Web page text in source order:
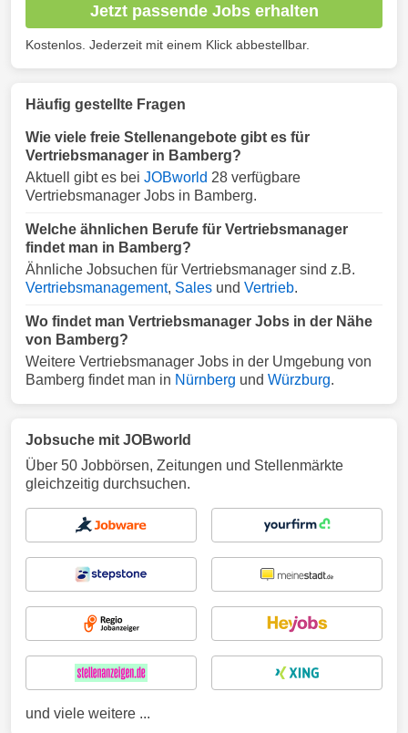
Jetzt passende Jobs erhalten
Kostenlos. Jederzeit mit einem Klick abbestellbar.
Häufig gestellte Fragen
Wie viele freie Stellenangebote gibt es für
Vertriebsmanager in Bamberg?
Aktuell gibt es bei JOBworld 28 verfügbare
Vertriebsmanager Jobs in Bamberg.
Welche ähnlichen Berufe für Vertriebsmanager
findet man in Bamberg?
Ähnliche Jobsuchen für Vertriebsmanager sind z.B.
Vertriebsmanagement, Sales und Vertrieb.
Wo findet man Vertriebsmanager Jobs in der Nähe
von Bamberg?
Weitere Vertriebsmanager Jobs in der Umgebung von
Bamberg findet man in Nürnberg und Würzburg.
Jobsuche mit JOBworld
Über 50 Jobbörsen, Zeitungen und Stellenmärkte
gleichzeitig durchsuchen.
und viele weitere ...